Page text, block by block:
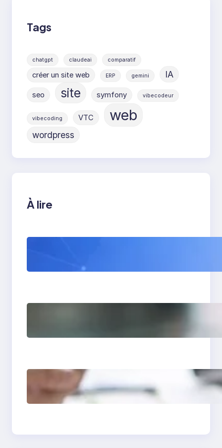
Tags
chatgpt claudeai comparatif
créer un site web ERP gemini IA
seo site symfony vibecodeur
vibecoding VTC web
wordpress
À lire
sortie (et ce que ça va
photographe grâce à
Site vitrine expert-
comptable : levier de
croissance